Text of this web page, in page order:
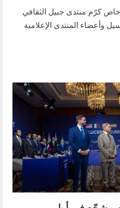
كرّم منتدى جبيل الثقافي
وأعضاء المنتدى الإعلامية